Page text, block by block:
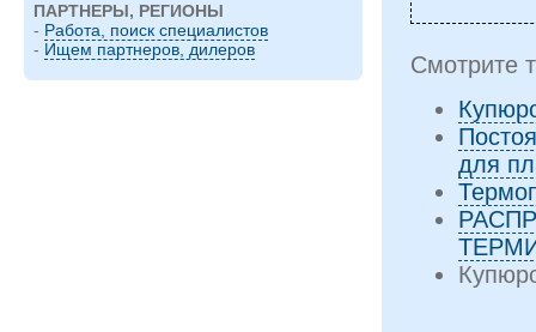
ПАРТНЕРЫ, РЕГИОНЫ
- Работа, поиск специалистов
- Ищем партнеров, дилеров
Смотрите
для